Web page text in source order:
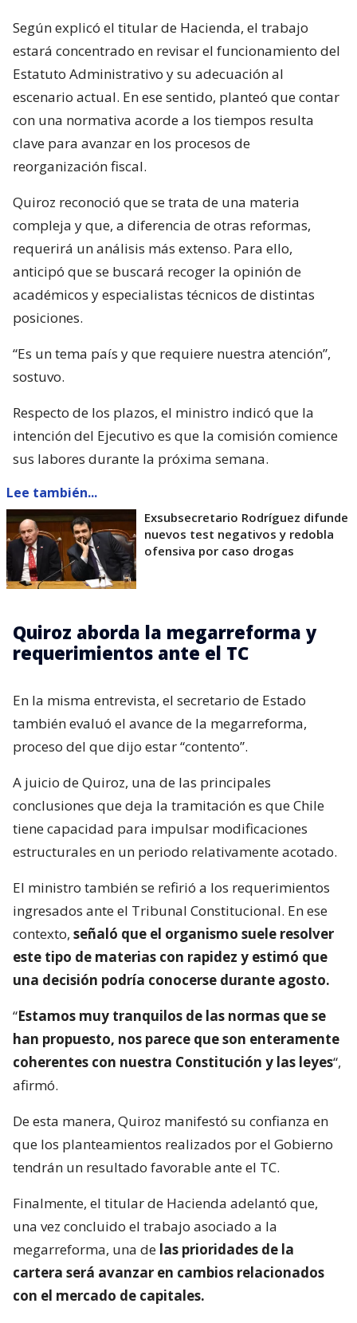
Según explicó el titular de Hacienda, el trabajo
estará concentrado en revisar el funcionamiento del
Estatuto Administrativo y su adecuación al
escenario actual. En ese sentido, planteó que contar
con una normativa acorde a los tiempos resulta
clave para avanzar en los procesos de
reorganización fiscal.
Quiroz reconoció que se trata de una materia
compleja y que, a diferencia de otras reformas,
requerirá un análisis más extenso. Para ello,
anticipó que se buscará recoger la opinión de
académicos y especialistas técnicos de distintas
posiciones.
“Es un tema país y que requiere nuestra atención”,
sostuvo.
Respecto de los plazos, el ministro indicó que la
intención del Ejecutivo es que la comisión comience
sus labores durante la próxima semana.
Lee también...
Exsubsecretario Rodríguez difunde
nuevos test negativos y redobla
ofensiva por caso drogas
Quiroz aborda la megarreforma y
requerimientos ante el TC
En la misma entrevista, el secretario de Estado
también evaluó el avance de la megarreforma,
proceso del que dijo estar “contento”.
A juicio de Quiroz, una de las principales
conclusiones que deja la tramitación es que Chile
tiene capacidad para impulsar modificaciones
estructurales en un periodo relativamente acotado.
El ministro también se refirió a los requerimientos
ingresados ante el Tribunal Constitucional. En ese
contexto, señaló que el organismo suele resolver
este tipo de materias con rapidez y estimó que
una decisión podría conocerse durante agosto.
“Estamos muy tranquilos de las normas que se
han propuesto, nos parece que son enteramente
coherentes con nuestra Constitución y las leyes“,
afirmó.
De esta manera, Quiroz manifestó su confianza en
que los planteamientos realizados por el Gobierno
tendrán un resultado favorable ante el TC.
Finalmente, el titular de Hacienda adelantó que,
una vez concluido el trabajo asociado a la
megarreforma, una de las prioridades de la
cartera será avanzar en cambios relacionados
con el mercado de capitales.